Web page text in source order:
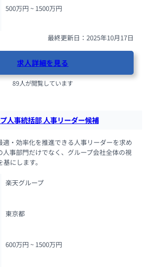
500万円 ~ 1500万円
最終更新日：2025年10月17日
求人詳細を見る
89人が閲覧しています
プ人事統括部 人事リーダー候補
適・効率化を推進できる人事リーダーを求め
人事部門だけでなく、グループ会社全体の視
にします。
楽天グループ
東京都
600万円 ~ 1500万円